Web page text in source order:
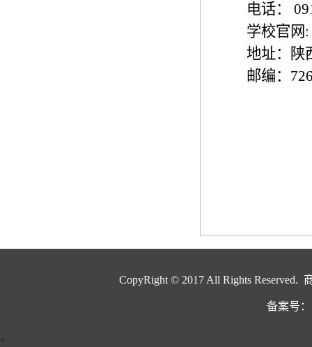
电话：
学校官网
地址：陕
邮编：
CopyRight © 2017 All Rights
备案号
<